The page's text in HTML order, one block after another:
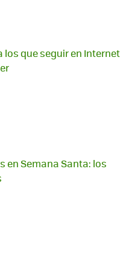
que seguir en Internet
en Semana Santa: los